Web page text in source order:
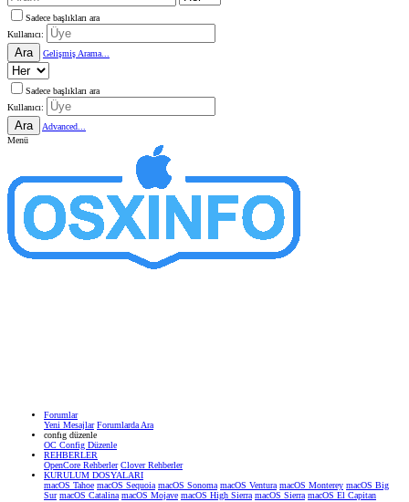
Sadece başlıkları ara
Kullanıcı:
Ara Gelişmiş Arama...
Sadece başlıkları ara
Kullanıcı:
Ara
Advanced...
Menü
Forumlar
Yeni Mesajlar Forumlarda Ara
confıg düzenle
OC Config Düzenle
REHBERLER
OpenCore Rehberler Clover Rehberler
KURULUM DOSYALARI
macOS Tahoe macOS Sequoia macOS Sonoma macOS Ventura macOS Monterey macOS Big
Sur macOS Catalina macOS Mojave macOS High Sierra macOS Sierra macOS El Capitan